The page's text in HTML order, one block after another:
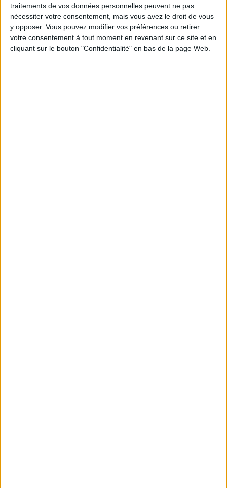
traitements de vos données personnelles peuvent ne pas
nécessiter votre consentement, mais vous avez le droit de vous
y opposer. Vous pouvez modifier vos préférences ou retirer
votre consentement à tout moment en revenant sur ce site et en
cliquant sur le bouton "Confidentialité" en bas de la page Web.